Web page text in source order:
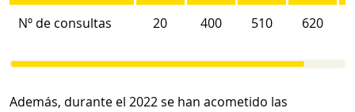
Nº de consultas 20 400 510 620
Además, durante el 2022 se han acometido las